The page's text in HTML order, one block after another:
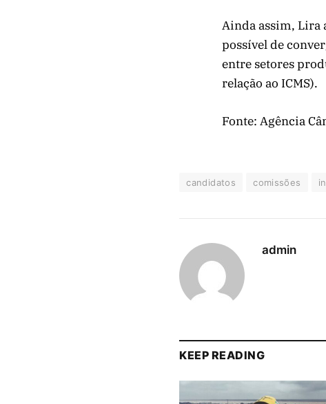
Ainda assim, Lira
possível de
entre setores
relação ao ICMS).
Fonte: Agência
candidatos comissões
admin
KEEP READING